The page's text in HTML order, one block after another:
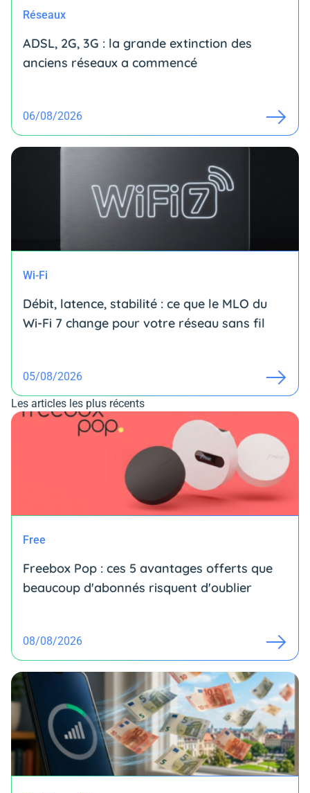
Réseaux
ADSL, 2G, 3G : la grande extinction des
anciens réseaux a commencé
06/08/2026
Wi-Fi
Débit, latence, stabilité : ce que le MLO du
Wi-Fi 7 change pour votre réseau sans fil
05/08/2026
Les articles les plus récents
Free
Freebox Pop : ces 5 avantages offerts que
beaucoup d'abonnés risquent d'oublier
08/08/2026